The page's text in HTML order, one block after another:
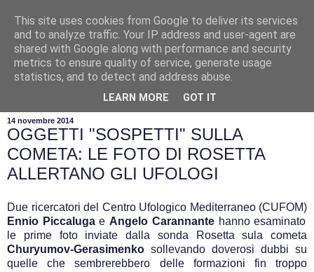
14 novembre 2014
OGGETTI "SOSPETTI" SULLA
COMETA: LE FOTO DI ROSETTA
ALLERTANO GLI UFOLOGI
Due ricercatori del Centro Ufologico Mediterraneo (CUFOM)
Ennio Piccalugae Angelo Carannantehanno esaminato
le prime foto inviate dalla sonda Rosetta sula cometa
Churyumov-Gerasimenko sollevando doverosi dubbi su
quelle che sembrerebbero delle formazioni fin troppo
This site uses cookies from Google to deliver its services
and to analyze traffic. Your IP address and user-agent are
shared with Google along with performance and security
metrics to ensure quality of service, generate usage
statistics, and to detect and address abuse.
LEARN MORE GOT IT